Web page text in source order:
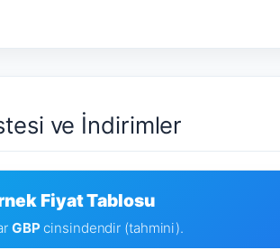
ve İndirimler
Fiyat Tablosu
GBPcinsindendir (tahmini).